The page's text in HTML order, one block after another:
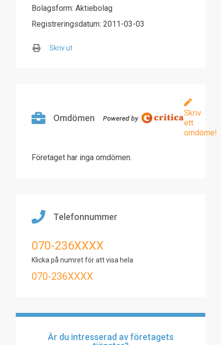
Bolagsform: Aktiebolag
Registreringsdatum: 2011-03-03
Skriv ut
Omdömen
Skriv
ett
omdöme!
Företaget har inga omdömen.
Telefonnummer
070-236XXXX
Klicka på numret för att visa hela
070-236XXXX
Är du intresserad av företagets